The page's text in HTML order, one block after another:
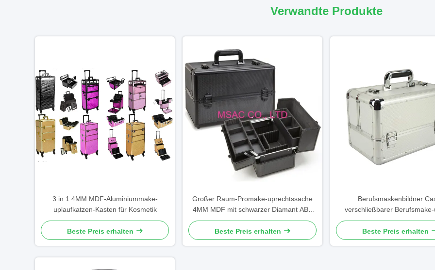
Verwandte Produkte
3 in 1 4MM MDF-Aluminiummake-
uplaufkatzen-Kasten für Kosmetik
Beste Preis erhalten
Großer Raum-Promake-uprechtssache
4MM MDF mit schwarzer Diamant ABS
Platte 360 x 220 x 240mm
Beste Preis erhalten
Berufsmaskenbildner
verschließbarer
Kasten in der silbernen
Beste Preis erhalten